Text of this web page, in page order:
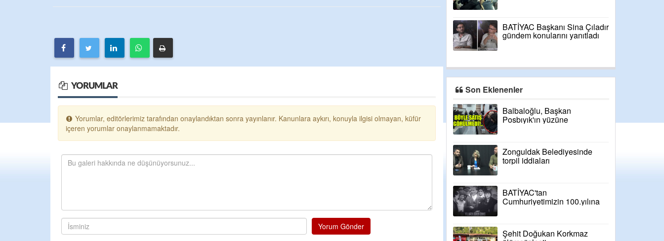
YORUMLAR
Yorumlar, editörlerimiz tarafından onaylandıktan sonra yayınlanır. Kanunlara aykırı, konuyla ilgisi olmayan, küfür
içeren yorumlar onaylanmamaktadır.
Yorum Gönder
BATİYAC Başkanı Sina Çıladır
gündem konularını yanıtladı
Son Eklenenler
Balbaloğlu, Başkan
Posbıyık'ın yüzüne
Zonguldak Belediyesinde
torpil iddiaları
BATİYAC'tan
Cumhuriyetimizin 100.yılına
Şehit Doğukan Korkmaz